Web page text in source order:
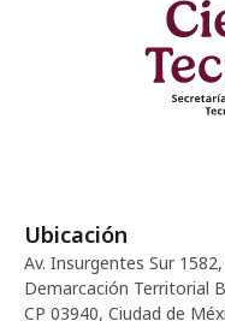
Ubicación
Av. Insurgentes Sur
Demarcación Territorial
CP 03940, Ciudad de